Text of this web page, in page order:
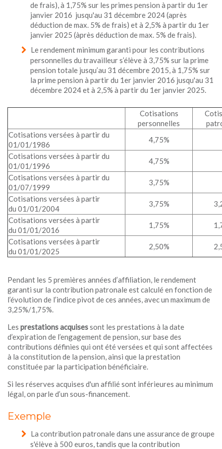
de frais), à 1,75% sur les primes pension à partir du 1er
janvier 2016 jusqu'au 31 décembre 2024 (après
déduction de max. 5% de frais) et à 2,5% à partir du 1er
janvier 2025 (àprès déduction de max. 5% de frais).
Le rendement minimum garanti pour les contributions
personnelles du travailleur s’élève à 3,75% sur la prime
pension totale jusqu’au 31 décembre 2015, à 1,75% sur
la prime pension à partir du 1er janvier 2016 jusqu'au 31
décembre 2024 et à 2,5% à partir du 1er janvier 2025.
Cotisations
personnelles
Cotisations versées à partir du
01/01/1986
4,75%
Cotisations versées à partir du
01/01/1996
4,75%
Cotisations versées à partir du
01/07/1999
3,75%
Cotisations versées à partir
du 01/01/2004
3,75%
Cotisations versées à partir
du 01/01/2016
1,75%
Cotisations versées à partir
du 01/01/2025
2,50%
Pendant les 5 premières années d’affiliation, le rendement
garanti sur la contribution patronale est calculé en fonction de
l’évolution de l’indice pivot de ces années, avec un maximum de
3,25%/1,75%.
Les prestations acquisessont les prestations à la date
d’expiration de l’engagement de pension, sur base des
contributions définies qui ont été versées et qui sont affectées
à la constitution de la pension, ainsi que la prestation
constituée par la participation bénéficiaire.
Si les réserves acquises d'un affilié sont inférieures au minimum
légal, on parle d’un sous-financement.
Exemple
La contribution patronale dans une assurance de groupe
s'élève à 500 euros, tandis que la contribution